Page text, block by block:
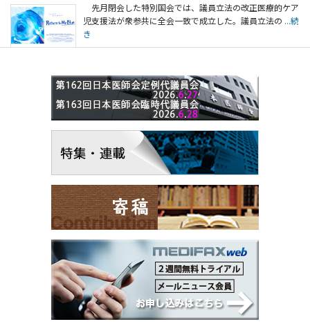
先月閉会した特別国会では、議員立法の改正医療的ケア
児支援法が衆参共に全会一致で成立した。議員立法の ...続
き